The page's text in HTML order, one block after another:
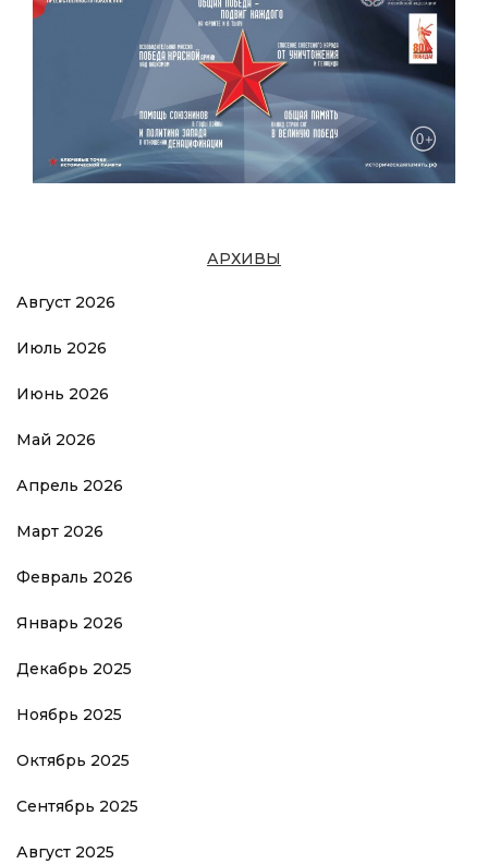
АРХИВЫ
Август 2026
Июль 2026
Июнь 2026
Май 2026
Апрель 2026
Март 2026
Февраль 2026
Январь 2026
Декабрь 2025
Ноябрь 2025
Октябрь 2025
Сентябрь 2025
Август 2025